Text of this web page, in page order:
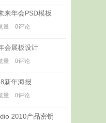
来年会PSD模板
量 0评论
会展板设计
量 0评论
新年海报
量 0评论
2010产品密钥